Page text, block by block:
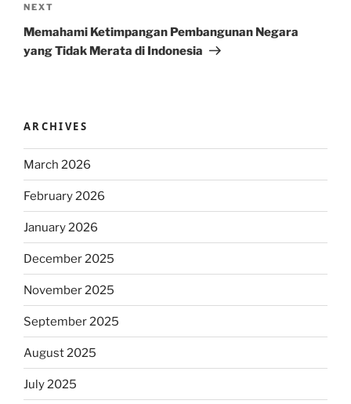
Next
Post
NEXT
Memahami Ketimpangan Pembangunan Negara
yang Tidak Merata di Indonesia
ARCHIVES
March 2026
February 2026
January 2026
December 2025
November 2025
September 2025
August 2025
July 2025